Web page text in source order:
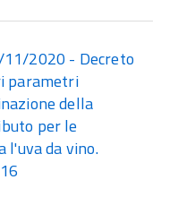
2020​ - Decreto
parametri
della
per le
l'uva da vino.